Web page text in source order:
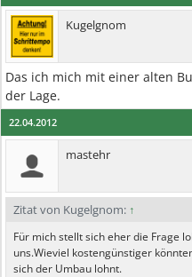
Kugelgnom
Das ich mich mit einer alten
der Lage.
22.04.2012
mastehr
Zitat von Kugelgnom: ↑
Für mich stellt sich eher die Frage
uns.Wieviel kostengünstiger
sich der Umbau lohnt.